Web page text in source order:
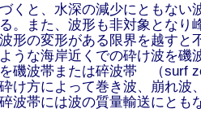
くと、水深の減少にともない
。また、波形も非対象となり
形の変形がある限界を越すと
うな海岸近くでの砕け波を磯
磯波帯または碎波帯 （surf
け方によって巻き波、崩れ波
波帯には波の質量輸送にとも